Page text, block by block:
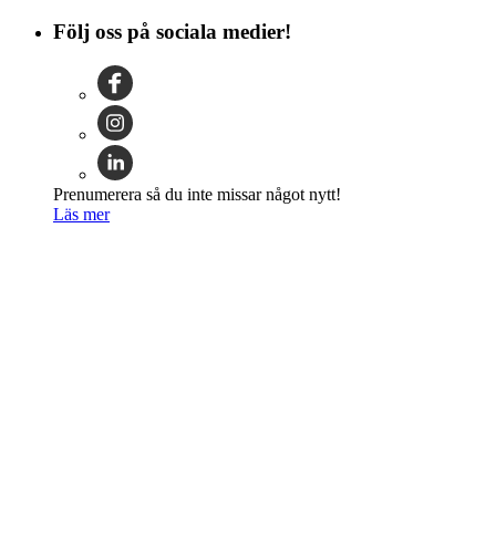
Följ oss på sociala medier!
Prenumerera så du inte missar något nytt!
Läs mer